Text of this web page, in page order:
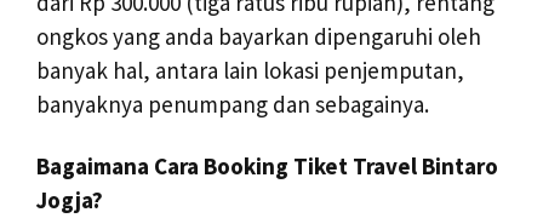
ongkos yang anda bayarkan dipengaruhi oleh
banyak hal, antara lain lokasi penjemputan,
banyaknya penumpang dan sebagainya.
Bagaimana Cara Booking Tiket Travel Bintaro
Jogja?